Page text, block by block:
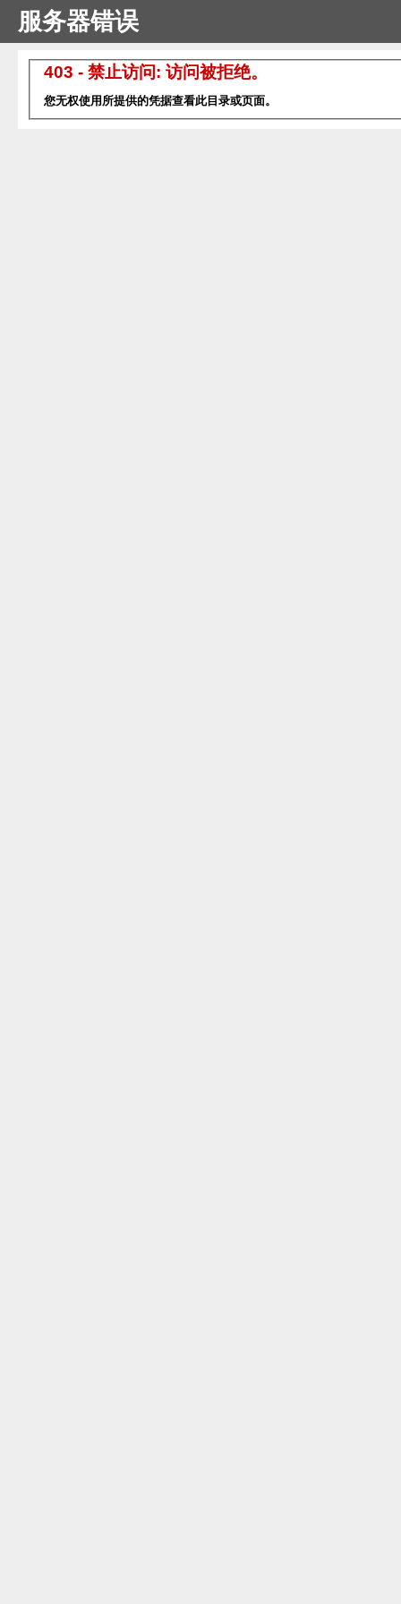
服务器错误
403 - 禁止访问: 访问被拒绝。
您无权使用所提供的凭据查看此目录或页面。